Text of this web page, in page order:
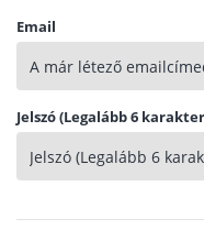
Email
Jelszó (Legalább 6